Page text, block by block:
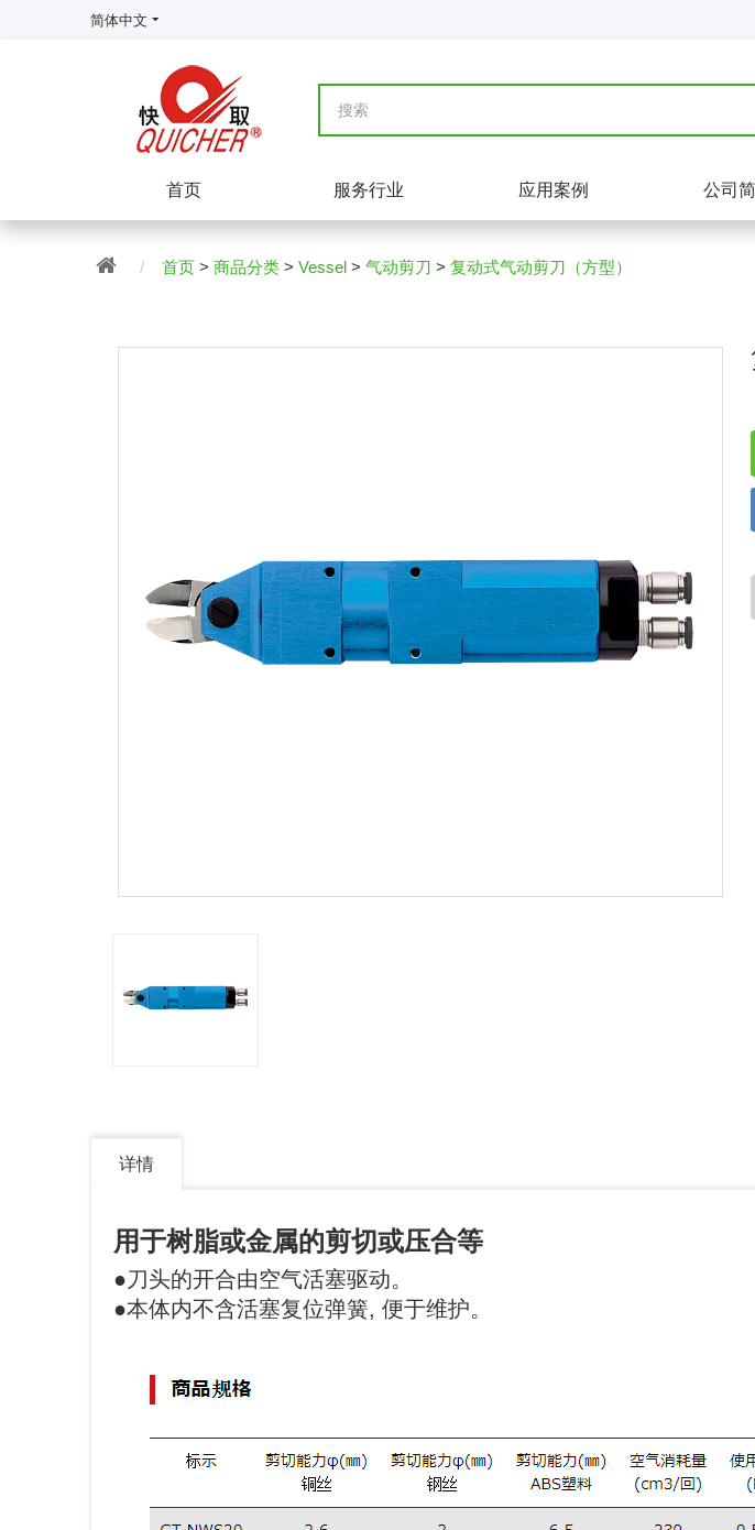
简体中文
首页 服务行业 应用案例 公司
首页 > 商品分类 > Vessel > 气动剪刀 > 复动式气动剪刀（方型）
详情
用于树脂或金属的剪切或压合等
●刀头的开合由空气活塞驱动。
●本体内不含活塞复位弹簧, 便于维护。